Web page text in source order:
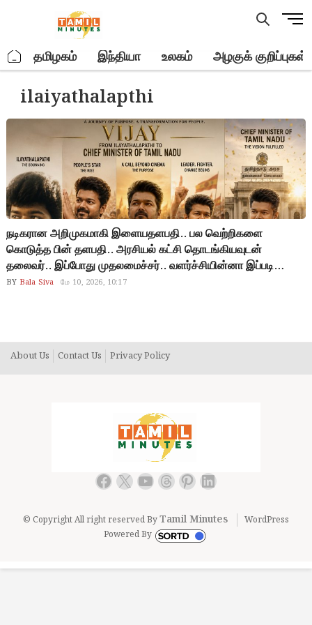
M
u
t
o
n
. தமிழகம் இந்தியா உலகம் அழகுக் குறிப்புகள்
ilaiyathalapthi
நடிகரான அறிமுகமாகி இளையதளபதி.. பல வெற்றிகளை
கொடுத்த பின் தளபதி.. அரசியல் கட்சி தொடங்கியவுடன்
தலைவர்.. இப்போது முதலமைச்சர்.. வளர்ச்சியின்னா இப்படி
இருக்கனும்டா.. விஜய்டா.. தவெகவினர் கொண்டாட்டம்..
BY Bala Siva மே 10, 2026, 10:17
About Us Contact Us Privacy Policy
Facebook
X YouTube
Threads
Pinterest
LinkedIn
© Copyright All right reserved ByTamil Minutes
WordPress
Powered By